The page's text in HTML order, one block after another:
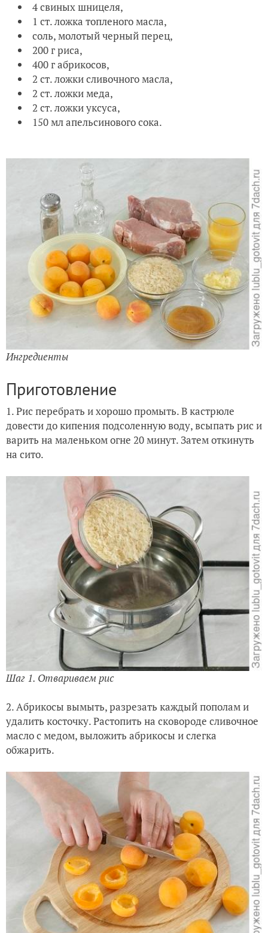
4 свиных шницеля,
1 ст. ложка топленого масла,
соль, молотый черный перец,
200 г риса,
400 г абрикосов,
2 ст. ложки сливочного масла,
2 ст. ложки меда,
2 ст. ложки уксуса,
150 мл апельсинового сока.
Ингредиенты
Приготовление
1. Рис перебрать и хорошо промыть. В кастрюле
довести до кипения подсоленную воду, всыпать рис и
варить на маленьком огне 20 минут. Затем откинуть
на сито.
Шаг 1. Отвариваем рис
2. Абрикосы вымыть, разрезать каждый пополам и
удалить косточку. Растопить на сковороде сливочное
масло с медом, выложить абрикосы и слегка
обжарить.